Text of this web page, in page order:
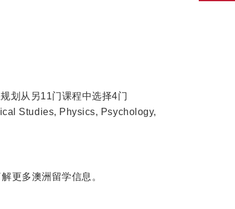
划从另11门课程中选择4门
Studies, Physics, Psychology,
更多澳洲留学信息。